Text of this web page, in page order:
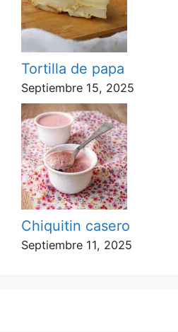
Tortilla de papa
Septiembre 15, 2025
Chiquitin casero
Septiembre 11, 2025